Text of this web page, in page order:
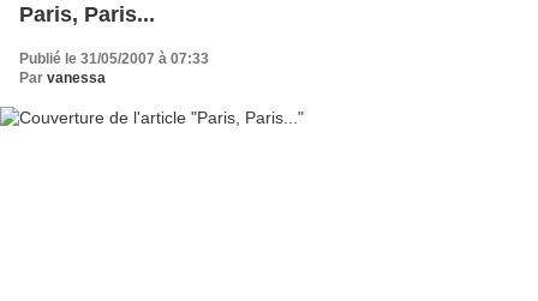
Paris, Paris...
Publié le 31/05/2007 à 07:33
Par vanessa